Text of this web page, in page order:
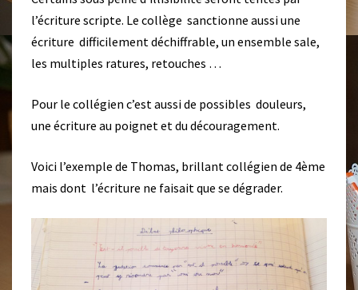
D
’
É
C
R
E
U
C
L
L
È
G
l’écriture scripte. Le collège sanctionne aussi une
écriture difficilement déchiffrable, un ensemble sale,
les multiples ratures, retouches …
Pour le collégien c’est aussi de possibles douleurs,
une écriture au poignet et du découragement.
Voici l’exemple de Thomas, brillant collégien de 4ème
mais dont l’écriture ne faisait que se dégrader.